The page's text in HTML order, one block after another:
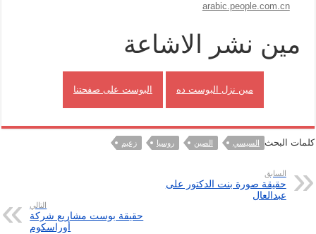
arabic.people.com.cn
مين نشر الاشاعة
مين نزل البوست ده البوست على صفحتنا
كلمات البحث السيسي الصين روسيا زعيم
السابق
حقيقة صورة بنت الدكتور على
عبدالعال
التالي
حقيقة بوست مشاريع شركة
أوراسكوم